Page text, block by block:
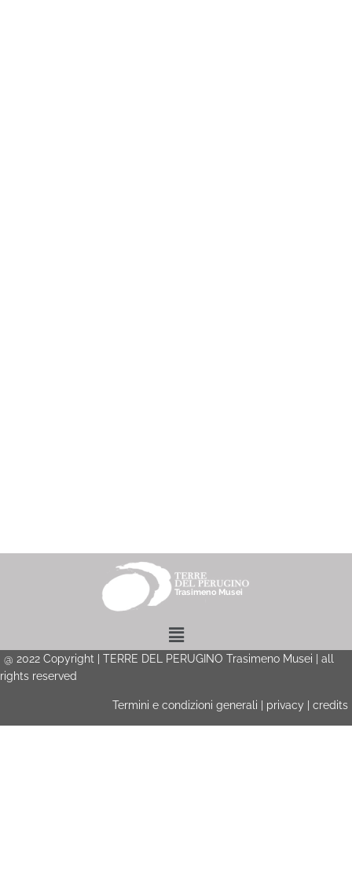
Menu
@ 2022 Copyright | TERRE DEL PERUGINO Trasimeno Musei | all
rights reserved
Termini e condizioni generali privacy credits